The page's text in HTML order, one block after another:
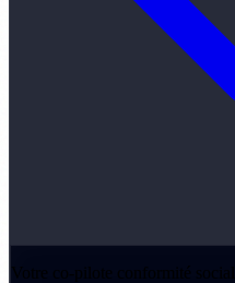
Votre co-pilote conformité sociale